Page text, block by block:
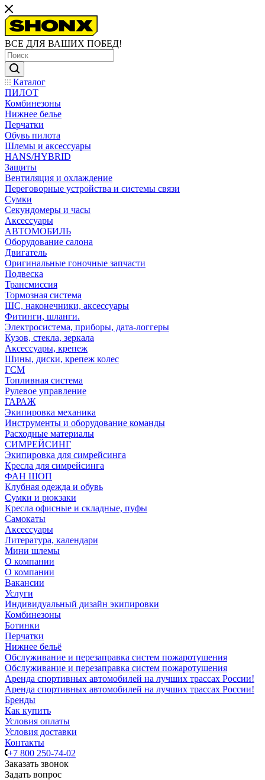
ВСЕ ДЛЯ ВАШИХ ПОБЕД!
Каталог
ПИЛОТ
Комбинезоны
Нижнее белье
Перчатки
Обувь пилота
Шлемы и аксессуары
HANS/HYBRID
Защиты
Вентиляция и охлаждение
Переговорные устройства и системы связи
Сумки
Секундомеры и часы
Аксессуары
АВТОМОБИЛЬ
Оборудование салона
Двигатель
Оригинальные гоночные запчасти
Подвеска
Трансмиссия
Тормозная система
ШС, наконечники, аксессуары
Фитинги, шланги.
Электросистема, приборы, дата-логгеры
Кузов, стекла, зеркала
Аксессуары, крепеж
Шины, диски, крепеж колес
ГСМ
Топливная система
Рулевое управление
ГАРАЖ
Экипировка механика
Инструменты и оборудование команды
Расходные материалы
СИМРЕЙСИНГ
Экипировка для симрейсинга
Кресла для симрейсинга
ФАН ШОП
Клубная одежда и обувь
Сумки и рюкзаки
Кресла офисные и складные, пуфы
Самокаты
Аксессуары
Литература, календари
Мини шлемы
О компании
О компании
Вакансии
Услуги
Индивидуальный дизайн экипировки
Комбинезоны
Ботинки
Перчатки
Нижнее бельё
Обслуживание и перезаправка систем пожаротушения
Обслуживание и перезаправка систем пожаротушения
Аренда спортивных автомобилей на лучших трассах России!
Аренда спортивных автомобилей на лучших трассах России!
Бренды
Как купить
Условия оплаты
Условия доставки
Контакты
+7 800 250-74-02
Заказать звонок
Задать вопрос